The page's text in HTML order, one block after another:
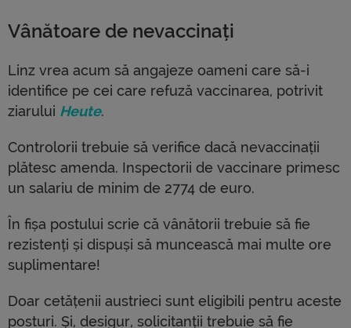
Vânătoare de nevaccinați
Linz vrea acum să angajeze oameni care să-i
identifice pe cei care refuză vaccinarea, potrivit
ziarului Heute.
Controlorii trebuie să verifice dacă nevaccinații
plătesc amenda. Inspectorii de vaccinare primesc
un salariu de minim de 2774 de euro.
În fișa postului scrie că vânătorii trebuie să fie
rezistenți și dispuși să muncească mai multe ore
suplimentare!
Doar cetățenii austrieci sunt eligibili pentru aceste
posturi. Și, desigur, solicitanții trebuie să fie